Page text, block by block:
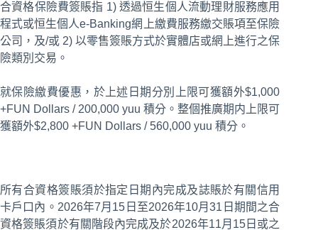
合資格保險費簽賬指 1) 透過恒生個人流動理財服務應用
程式或恒生個人e-Banking網上繳費服務繳交賬項至保險
公司，及/或 2) 以零售簽賬方式於實體店或網上進行之保
險類別交易。
就保險繳費優惠，於上述日期分別上限可獲額外$1,000
+FUN Dollars / 200,000 yuu 積分。整個推廣期内上限可
獲額外$2,800 +FUN Dollars / 560,000 yuu 積分。
所有合資格簽賬須於指定日期內完成及誌賬於有關信用
卡戶口內。2026年7月15日至2026年10月31日期間之合
資格簽賬須於有關階段內完成及於2026年11月15日或之